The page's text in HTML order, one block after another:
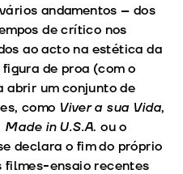
andamentos – dos
de crítico nos
ao acto na estética da
de proa (com o
abrir um conjunto de
como Viver a sua Vida,
Made in U.S.A. ou o
declara o fim do próprio
filmes-ensaio recentes